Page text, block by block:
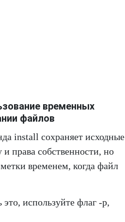
временных
файлов
install сохраняет исходные
права собственности, но
временем, когда файл
используйте флаг -p,